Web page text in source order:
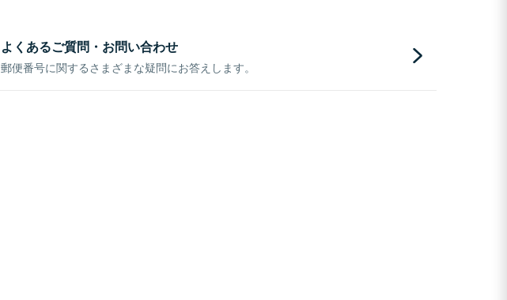
よくあるご質問・お問い合わせ
郵便番号に関するさまざまな疑問にお答えします。